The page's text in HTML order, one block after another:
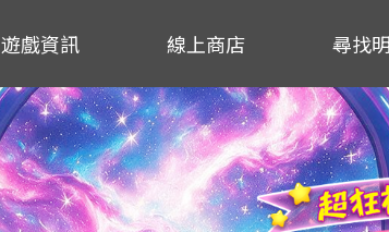
遊戲資訊 線上商店 尋找